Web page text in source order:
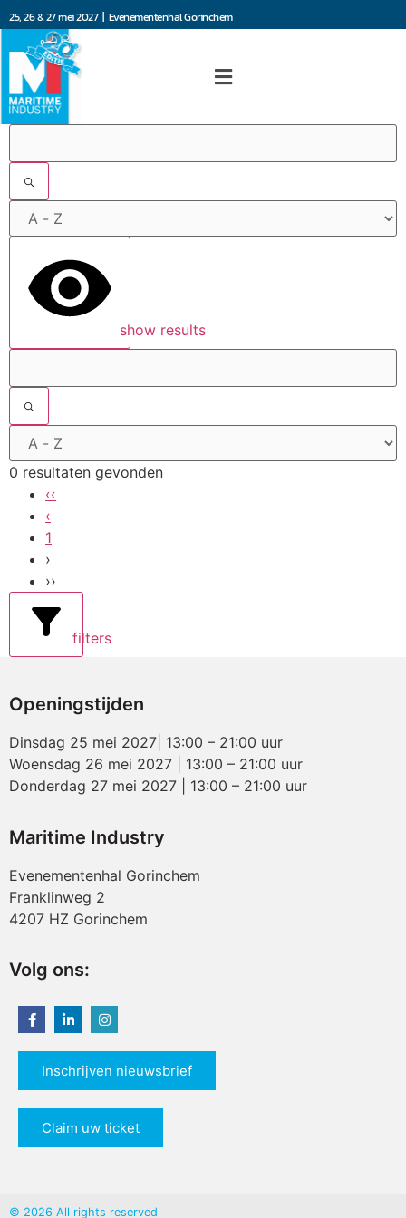
25, 26 & 27 mei 2027 | Evenementenhal Gorinchem
show results
0 resultaten gevonden
‹‹
‹
1
›
››
filters
Openingstijden
Dinsdag 25 mei 2027| 13:00 – 21:00 uur
Woensdag 26 mei 2027 | 13:00 – 21:00 uur
Donderdag 27 mei 2027 | 13:00 – 21:00 uur
Maritime Industry
Evenementenhal Gorinchem
Franklinweg 2
4207 HZ Gorinchem
Volg ons:
Inschrijven nieuwsbrief
Claim uw ticket
© 2026 All rights reserved